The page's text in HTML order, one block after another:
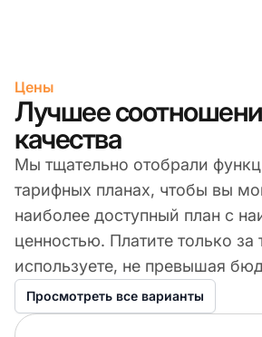
Цены
Лучшее
качества
Мы тщательно отобрали
тарифных планах, чтобы вы
наиболее доступный план с
ценностью. Платите только за
используете, не превышая
Просмотреть все варианты